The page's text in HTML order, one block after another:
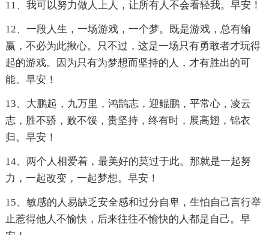
11、我可以努力做人上人，让所有人不会看轻我。早安！
12、一段人生，一场游戏，一个梦。既是游戏，总有输
赢，不必为此揪心。只不过，这是一场只有勇敢者才玩得
起的游戏。因为只有为梦想而坚持的人，才有胜出的可
能。早安！
13、大鹏起，九万里，鸿鹄志，迎鲲鹏，平常心，凌云
志，胜不骄，败不馁，贵坚持，终有时，展高翅，锦衣
归。早安！
14、两个人相爱着，最美好的莫过于此。那就是一起努
力，一起改变，一起梦想。早安！
15、敏感的人易缺乏安全感和过分自卑，生怕自己言行举
止惹得他人不愉快，后来往往不愉快的人都是自己。早